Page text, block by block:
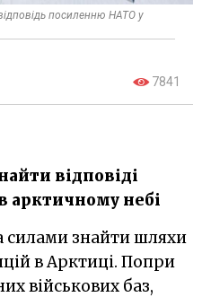
посиленню НАТО у
7841
відповіді
арктичному небі
в Арктиці. Попри
військових баз,